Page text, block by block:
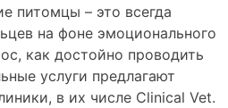
питомцы – это всегда
на фоне эмоционального
как достойно проводить
услуги предлагают
в их числе Clinical Vet.